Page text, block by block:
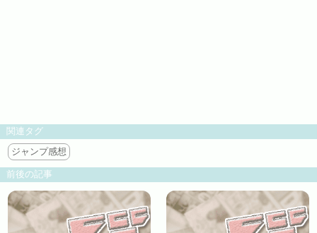
関連タグ
ジャンプ感想
前後の記事